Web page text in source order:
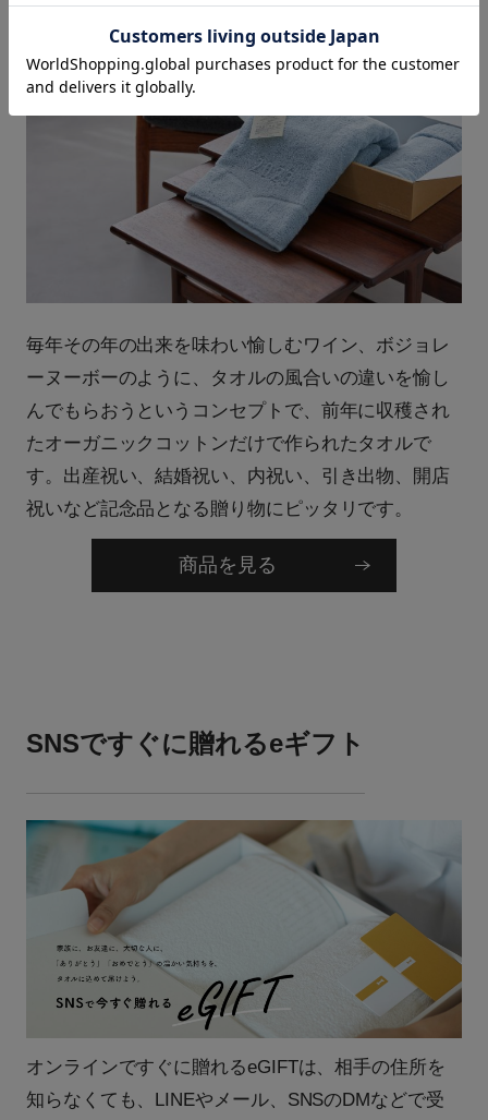
毎年その年の出来を味わい愉しむワイン、ボジョレ
ーヌーボーのように、タオルの風合いの違いを愉し
んでもらおうというコンセプトで、前年に収穫され
たオーガニックコットンだけで作られたタオルで
す。出産祝い、結婚祝い、内祝い、引き出物、開店
祝いなど記念品となる贈り物にピッタリです。
商品を見る
SNSですぐに贈れるeギフト
オンラインですぐに贈れるeGIFTは、相手の住所を
知らなくても、LINEやメール、SNSのDMなどで受